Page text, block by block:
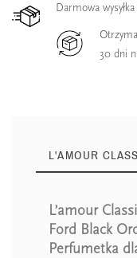
Darmowa
30 dni
L'AMOUR
L’amour
Ford Black
Perfumetka